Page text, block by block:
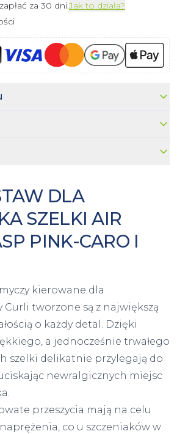
za 30 dni.Jak to działa?
DLA
SZELKI AIR
PINK-CARO I
kierowane dla
Curli tworzone są z największą
o każdy detal. Dzięki
a jednocześnie trwałego
szelki delikatnie przylegają do
newralgicznych miejsc
przeszycia mają na celu
co u szczeniaków w